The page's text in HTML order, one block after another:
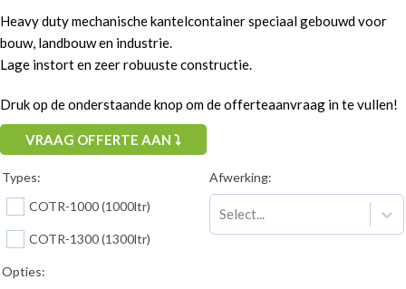
Heavy duty mechanische kantelcontainer speciaal gebouwd voor
bouw, landbouw en industrie.
Lage instort en zeer robuuste constructie.
Druk op de onderstaande knop om de offerteaanvraag in te vullen!
VRAAG OFFERTE AAN ⤵
Types:
COTR-1000 (1000ltr)
COTR-1300 (1300ltr)
Afwerking:
Select...
Opties: